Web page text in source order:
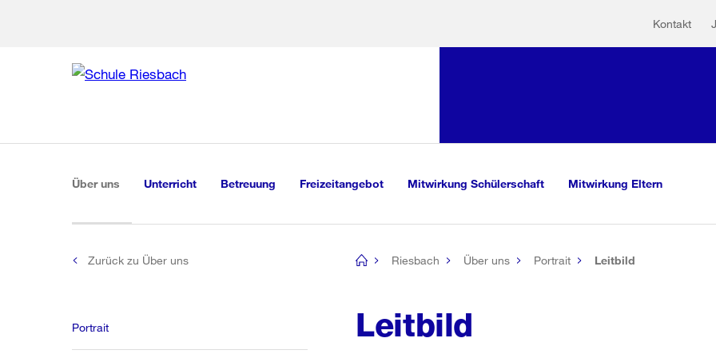
Kontakt
Navigation
Über uns (aktiv)Unterricht Betreuung Freizeitangebot Mitwirkung Schülerschaft Mitwirkung Eltern
[no
Riesbach Über uns Portrait Leitbild
Leitbild
Zurück zu Über uns
Portrait